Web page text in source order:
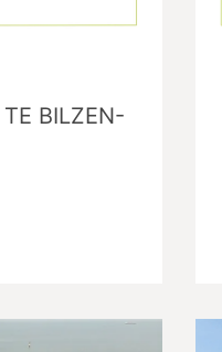
BILZEN-